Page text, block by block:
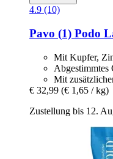
4.9 (10)
Pavo (1) Podo
Mit Kupfer,
Abgestimmtes
Mit
€ 32,99 (€ 1,65 / kg)
Zustellung bis 12.